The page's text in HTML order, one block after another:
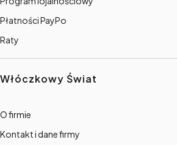
Płatności PayPo
Raty
Włóczkowy Świat
O firmie
Kontakt i dane firmy